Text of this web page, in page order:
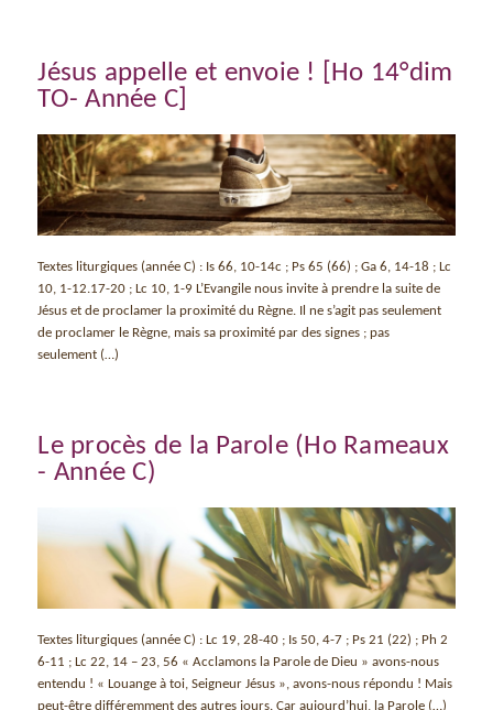
Jésus appelle et envoie ! [Ho 14°dim
TO- Année C]
Textes liturgiques (année C) : Is 66, 10-14c ; Ps 65 (66) ; Ga 6, 14-18 ; Lc
10, 1-12.17-20 ; Lc 10, 1-9 L’Evangile nous invite à prendre la suite de
Jésus et de proclamer la proximité du Règne. Il ne s’agit pas seulement
de proclamer le Règne, mais sa proximité par des signes ; pas
seulement (…)
Le procès de la Parole (Ho Rameaux
- Année C)
Textes liturgiques (année C) : Lc 19, 28-40 ; Is 50, 4-7 ; Ps 21 (22) ; Ph 2
6-11 ; Lc 22, 14 – 23, 56 « Acclamons la Parole de Dieu » avons-nous
entendu ! « Louange à toi, Seigneur Jésus », avons-nous répondu ! Mais
peut-être différemment des autres jours. Car aujourd’hui, la Parole (…)